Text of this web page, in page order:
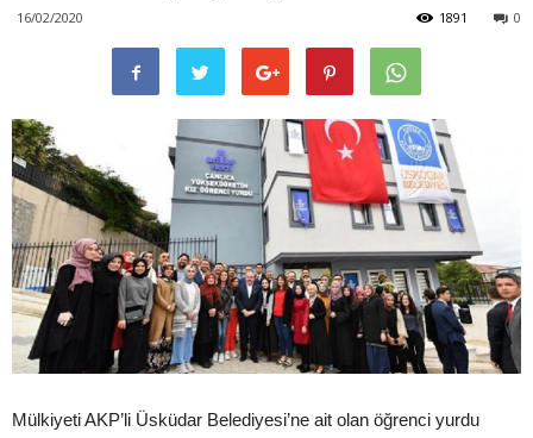
16/02/2020 0
1891
Mülkiyeti AKP’li Üsküdar Belediyesi’ne ait olan öğrenci yurdu